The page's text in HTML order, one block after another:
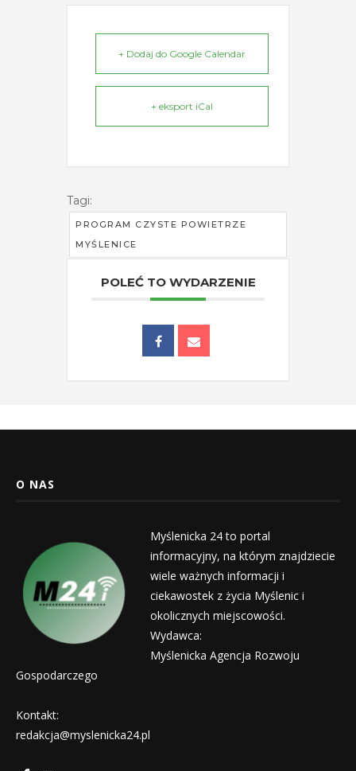
+ Dodaj do Google Calendar
+ eksport iCal
Tagi:
PROGRAM CZYSTE POWIETRZE
MYŚLENICE
POLEĆ TO WYDARZENIE
O NAS
Myślenicka 24 to portal
informacyjny, na którym znajdziecie
wiele ważnych informacji i
ciekawostek z życia Myślenic i
okolicznych miejscowości.
Wydawca:
Myślenicka Agencja Rozwoju
Gospodarczego
Kontakt:
redakcja@myslenicka24.pl